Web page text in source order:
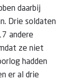
daarbij
Drie soldaten
andere
ze niet
hadden
er al drie